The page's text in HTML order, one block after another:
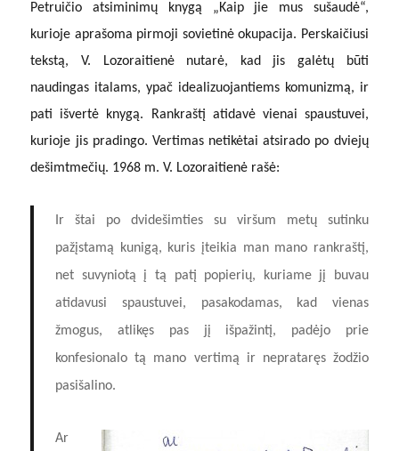
Petruičio atsiminimų knygą „Kaip jie mus sušaudė“,
kurioje aprašoma pirmoji sovietinė okupacija. Perskaičiusi
tekstą, V. Lozoraitienė nutarė, kad jis galėtų būti
naudingas italams, ypač idealizuojantiems komunizmą, ir
pati išvertė knygą. Rankraštį atidavė vienai spaustuvei,
kurioje jis pradingo. Vertimas netikėtai atsirado po dviejų
dešimtmečių. 1968 m. V. Lozoraitienė rašė:
Ir štai po dvidešimties su viršum metų sutinku
pažįstamą kunigą, kuris įteikia man mano rankraštį,
net suvyniotą į tą patį popierių, kuriame jį buvau
atidavusi spaustuvei, pasakodamas, kad vienas
žmogus, atlikęs pas jį išpažintį, padėjo prie
konfesionalo tą mano vertimą ir neprataręs žodžio
pasišalino.
Ar